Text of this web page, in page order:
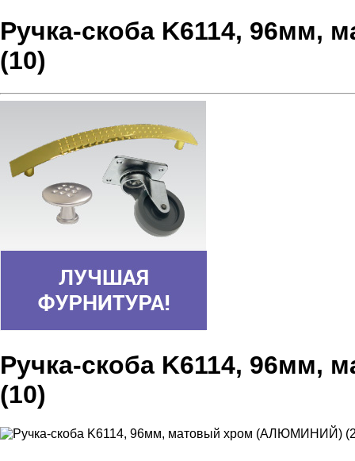
Ручка-скоба K6114,
(10)
Ручка-скоба K6114,
(10)